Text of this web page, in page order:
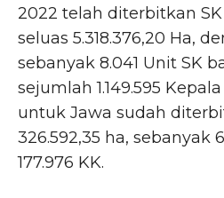
2022 telah diterbitkan
seluas 5.318.376,20 Ha,
sebanyak 8.041 Unit SK
sejumlah 1.149.595
untuk Jawa sudah
326.592,35 ha, sebanyak
177.976 KK.